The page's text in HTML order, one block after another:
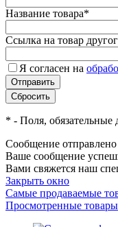
Название товара*
Ссылка на товар
Я согласен на
* - Поля, обязательные
Сообщение отправлено
Ваше сообщение
Вами свяжется наш
Закрыть окно
Самые продаваемые
Просмотренные товары